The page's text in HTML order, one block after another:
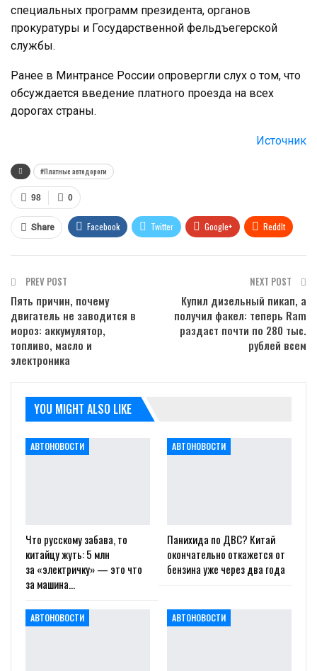
специальных программ президента, органов
прокуратуры и Государственной фельдъегерской
службы.
Ранее в Минтрансе России опровергли слух о том, что
обсуждается введение платного проезда на всех
дорогах страны.
Источник
#Платные автодороги
0
98
Share Facebook Twitter Google+ ReddIt
PREV POST
Пять причин, почему
двигатель не заводится в
мороз: аккумулятор,
топливо, масло и
электроника
NEXT POST
Купил дизельный пикап, а
получил факел: теперь Ram
раздаст почти по 280 тыс.
рублей всем
YOU MIGHT ALSO LIKE
АВТОНОВОСТИ
Что русскому забава, то
китайцу жуть: 5 млн
за «электричку» — это что
за машина…
АВТОНОВОСТИ
Панихида по ДВС? Китай
окончательно откажется от
бензина уже через два года
АВТОНОВОСТИ АВТОНОВОСТИ